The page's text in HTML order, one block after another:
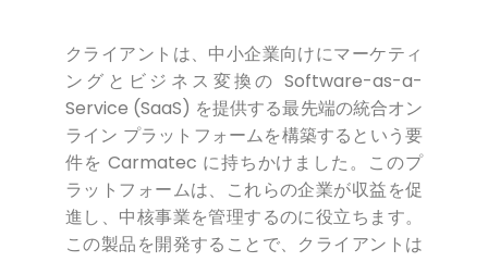
クライアントは、中小企業向けにマーケティ
ングとビジネス変換の Software-as-a-
Service (SaaS) を提供する最先端の統合オン
ライン プラットフォームを構築するという要
件を Carmatec に持ちかけました。このプ
ラットフォームは、これらの企業が収益を促
進し、中核事業を管理するのに役立ちます。
この製品を開発することで、クライアントは